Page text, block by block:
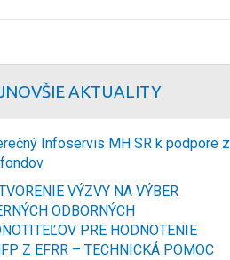
AKTUALITY
Infoservis MH SR k podpore z
VÝZVY NA VÝBER
ODBORNÝCH
PRE HODNOTENIE
Z EFRR – TECHNICKÁ POMOC